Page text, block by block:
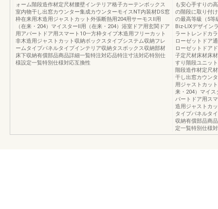
ォーム階段造作材定尺材腰壁インテリア格子カーテンボックス
室内物干し出窓カウンター集成カウンターモイスNT内装材DS窓
枠在来用木造用ジャストカット外張断熱用204用サーモスⅡ用
（在来・204）マイスターⅡ用（在来・204）浴室ドア用玄関ドア
用アパートドア用スマート10一方枠タイプ木造用フリーカット
非木造用ジャストカット収納ボックスタイプシステム収納フレ
ームタイプパネルタイプインテリア収納タスボックス収納部材
床下収納有償部品商品詳細一覧特注対応品特注寸法対応特別仕
様設定一覧特別仕様対応互換性
も安心手すりの
の階段に取り付
の最高等級（5等
Biz-LIXデザイン
ラートレンドカ
ローゼットドア
ローゼットドア
子定尺材床材床
すり階段ユニッ
階段造作材定尺
干し出窓カウン
用ジャストカッ
来・204）マイス
パートドア用ス
造用ジャストカ
タイプパネルタ
収納有償部品商
定一覧特別仕様